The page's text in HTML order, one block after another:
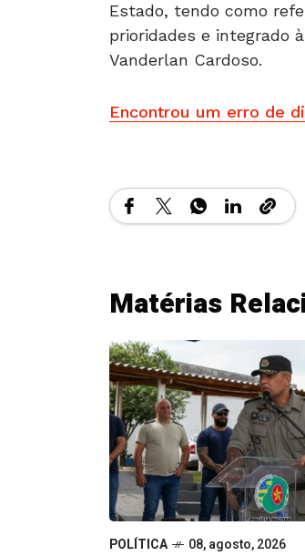
Estado, tendo como
prioridades e integrado
Vanderlan Cardoso.
Encontrou um erro de
Matérias
POLÍTICA 08, agosto, 2026